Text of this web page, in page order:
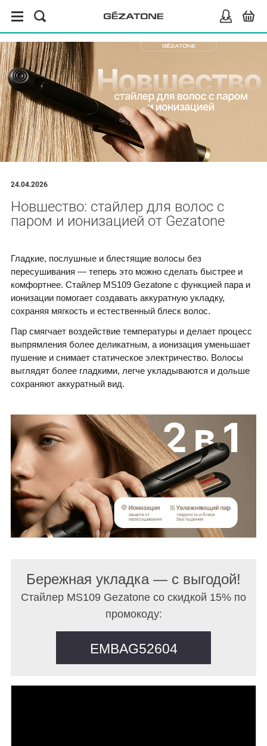
24.04.2026
Новшество: стайлер для волос с
паром и ионизацией от Gezatone
Гладкие, послушные и блестящие волосы без
пересушивания — теперь это можно сделать быстрее и
комфортнее. Стайлер MS109 Gezatone с функцией пара и
ионизации помогает создавать аккуратную укладку,
сохраняя мягкость и естественный блеск волос.
Пар смягчает воздействие температуры и делает процесс
выпрямления более деликатным, а ионизация уменьшает
пушение и снимает статическое электричество. Волосы
выглядят более гладкими, легче укладываются и дольше
сохраняют аккуратный вид.
Бережная укладка — с выгодой!
Стайлер MS109 Gezatone со скидкой 15% по
промокоду:
EMBAG52604